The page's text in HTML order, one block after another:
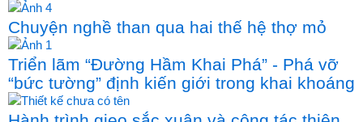
Chuyện nghề than qua hai thế hệ thợ mỏ
Triển lãm “Đường Hầm Khai Phá” - Phá vỡ
“bức tường” định kiến giới trong khai khoáng